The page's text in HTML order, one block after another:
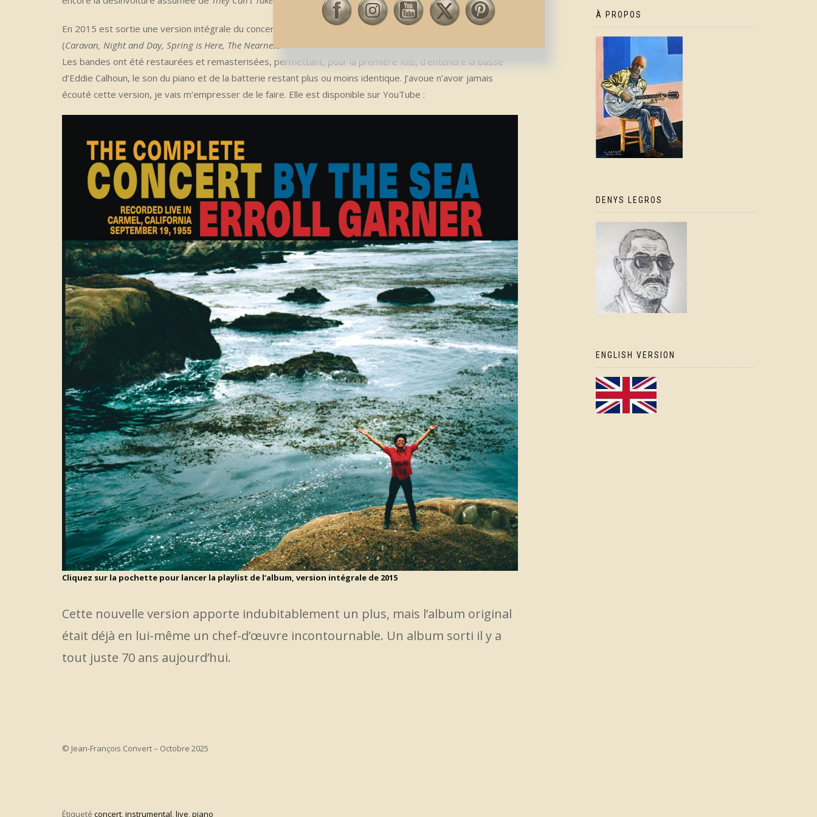
En 2015 est sortie une version intégrale du concert, permettant d’entendre de nombreux titres inédits
(Caravan, Night and Day, Spring is Here, The Nearness Of You, Sweet and Lovely, Lullaby of Birdland, Laura
Les bandes ont été restaurées et remasterisées, permettant, pour la première fois, d’entendre la basse
d’Eddie Calhoun, le son du piano et de la batterie restant plus ou moins identique. J’avoue n’avoir jamais
écouté cette version, je vais m’empresser de le faire. Elle est disponible sur YouTube :
Cliquez sur la pochette pour lancer la playlist de l’album, version intégrale de 2015
Cette nouvelle version apporte indubitablement un plus, mais l’album original
était déjà en lui-même un chef-d’œuvre incontournable. Un album sorti il y a
tout juste 70 ans aujourd’hui.
© Jean-François Convert – Octobre 2025
Étiqueté concert instrumental live piano
À PROPOS
DENYS LEGROS
ENGLISH VERSION